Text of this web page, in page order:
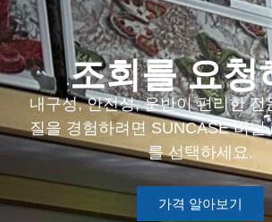
조회를 요청
내구성, 안전성, 운반이 편리한 전
질을 경험하려면 SUNCASE 비닐
를 선택하세요.
가격 알아보기